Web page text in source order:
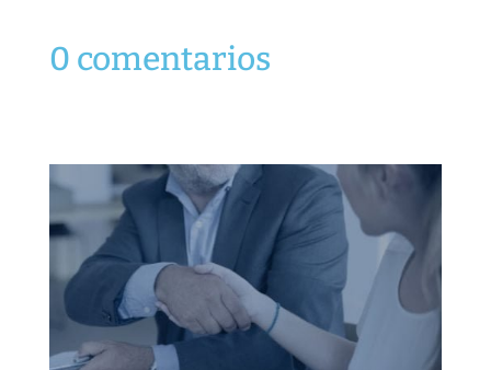
electrónicas en
0 comentarios